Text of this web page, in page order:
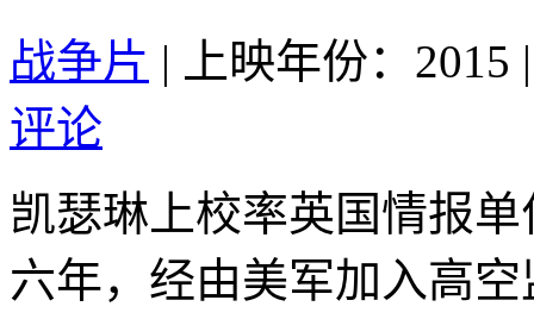
战争片 | 上映年份：2015 |
评论
凯瑟琳上校率英国情报
六年，经由美军加入高